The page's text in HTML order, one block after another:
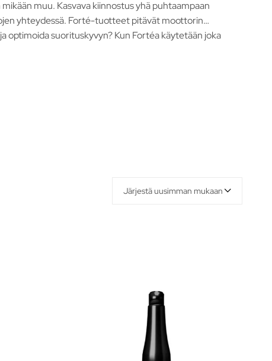
muu. Kasvava kiinnostus yhä puhtaampaan
yhteydessä. Forté-tuotteet pitävät moottorin
optimoida suorituskyvyn? Kun Fortéa käytetään joka
Järjestä uusimman mukaan